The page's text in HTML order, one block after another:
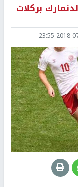
بركلات
2018-07-